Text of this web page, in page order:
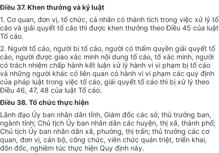
Điều 37. Khen thưởng và kỷ luật
1. Cơ quan, đơn vị, tổ chức, cá nhân có thành tích trong việc xử lý tố
cáo và giải quyết tố cáo thì được khen thưởng theo Điều 45 của luật
Tố cáo.
2. Người tố cáo, người bị tố cáo, người có thẩm quyền giải quyết tố
cáo, người được giao xác minh nội dung tố cáo, tổ xác minh, người
có trách nhiệm chấp hành kết luận xử lý hành vi vi phạm bị tố cáo
và những người khác có liên quan có hành vi vi phạm các quy định
của pháp luật trong việc tố cáo, giải quyết tố cáo thì bị xử lý theo
Điều 46, 47, 48 của luật Tố cáo.
Điều 38. Tổ chức thực hiện
Lãnh đạo Ủy ban nhân dân tỉnh, Giám đốc các sở, thủ trưởng ban,
ngành tỉnh; Chủ tịch Ủy ban nhân dân các huyện, thị xã, thành phố;
Chủ tịch Ủy ban nhân dân xã, phường, thị trấn; thủ trưởng các cơ
quan, đơn vị, cán bộ, công chức, viên chức quán triệt, triển khai,
đôn đốc, nghiêm túc thực hiện Quy định này.